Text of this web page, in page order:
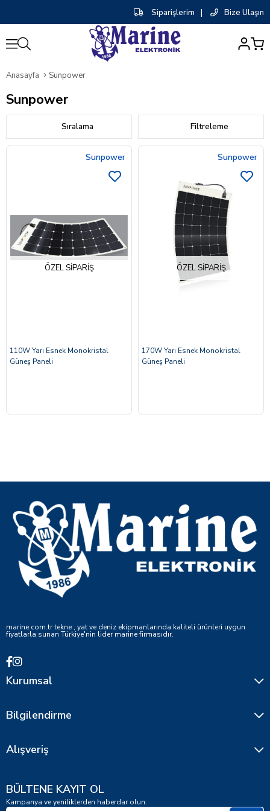
Siparişlerim | Bize Ulaşın
Anasayfa Sunpower
Sunpower
Filtreleme
Sıralama
ÖZEL SIPARIŞ
Sunpower
110W Yarı Esnek Monokristal
Güneş Paneli
ÖZEL SIPARIŞ
Sunpower
170W Yarı Esnek Monokristal
Güneş Paneli
marine.com.tr tekne , yat ve deniz ekipmanlarında kaliteli ürünleri uygun
fiyatlarla sunan Türkiye'nin lider marine firmasıdır.
Kurumsal
Bilgilendirme
Alışveriş
BÜLTENE KAYIT OL
Kampanya ve yeniliklerden haberdar olun.